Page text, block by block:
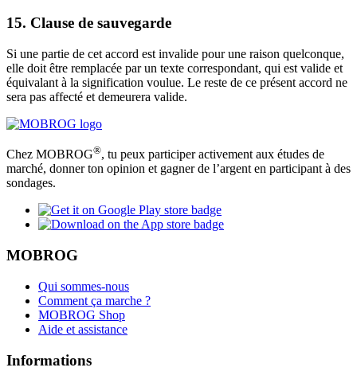
15. Clause de sauvegarde
Si une partie de cet accord est invalide pour une raison quelconque,
elle doit être remplacée par un texte correspondant, qui est valide et
équivalant à la signification voulue. Le reste de ce présent accord ne
sera pas affecté et demeurera valide.
Chez MOBROG®, tu peux participer activement aux études de
marché, donner ton opinion et gagner de l’argent en participant à des
sondages.
MOBROG
Qui sommes-nous
Comment ça marche ?
MOBROG Shop
Aide et assistance
Informations